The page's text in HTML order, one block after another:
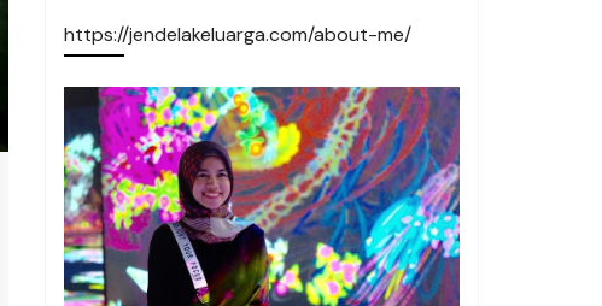
https://jendelakeluarga.com/about-me/